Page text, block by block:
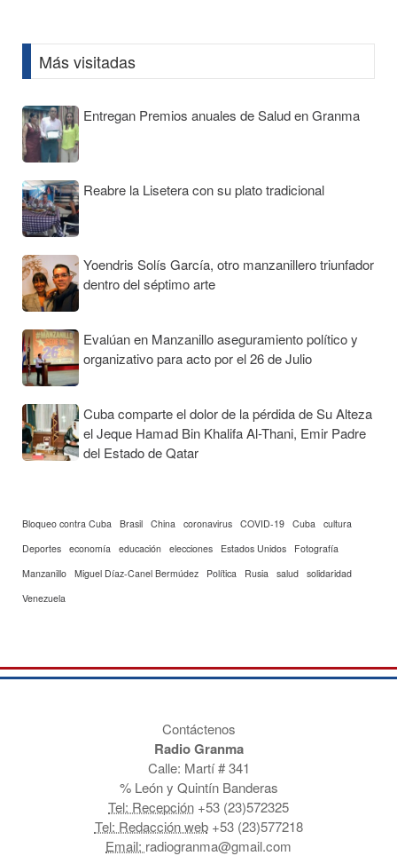
Más visitadas
Entregan Premios anuales de Salud en Granma
Reabre la Lisetera con su plato tradicional
Yoendris Solís García, otro manzanillero triunfador
dentro del séptimo arte
Evalúan en Manzanillo aseguramiento político y
organizativo para acto por el 26 de Julio
Cuba comparte el dolor de la pérdida de Su Alteza
el Jeque Hamad Bin Khalifa Al-Thani, Emir Padre
del Estado de Qatar
Bloqueo contra Cuba Brasil China coronavirus COVID-19 Cuba cultura
Deportes economía educación elecciones Estados Unidos
Fotografía
Manzanillo Miguel Díaz-Canel Bermúdez Política Rusia salud solidaridad
Venezuela
Contáctenos
Radio Granma
Calle: Martí # 341
% León y Quintín Banderas
Tel: Recepción +53 (23)572325
Tel: Redacción web+53 (23)577218
Email: radiogranma@gmail.com